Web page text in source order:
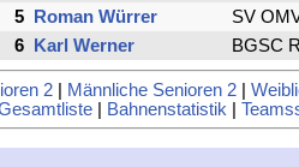
5
Roman Würrer
SV
6
Karl Werner BGSC
2| Männliche Senioren 2|
| Bahnenstatistik